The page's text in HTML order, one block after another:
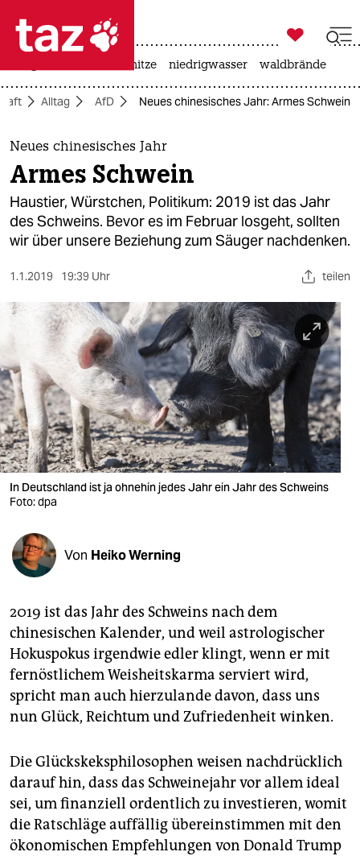
 taz zahl ich
taz zahl ich
themen
politik
öko
sport
berlin
nord
wahrheit
verlag
verlag
veranstaltungen
shop
unterstützen
abo
genossenschaft
epaper login

taz zahl ich
hitze niedrigwasser waldbrände
Alltag AfD Neues chinesisches Jahr: Armes Schwein
Neues chinesisches Jahr
Armes Schwein
Haustier, Würstchen, Politikum: 2019 ist das Jahr
des Schweins. Bevor es im Februar losgeht, sollten
wir über unsere Beziehung zum Säuger nachdenken.
1.1.2019 19:39 Uhr teilen
In Deutschland ist ja ohnehin jedes Jahr ein Jahr des Schweins
Foto: dpa
Von Heiko Werning
2019 ist das Jahr des Schweins nach dem
chinesischen Kalender, und weil astrologischer
Hokuspokus irgendwie edler klingt, wenn er mit
fernöstlichem Weisheitskarma serviert wird,
spricht man auch hierzulande davon, dass uns
nun Glück, Reichtum und Zufriedenheit winken.
Die Glückskeksphilosophen weisen nachdrücklich
darauf hin, dass das Schweinejahr vor allem ideal
sei, um finanziell ordentlich zu investieren, womit
die Ratschläge auffällig übereinstimmen mit den
ökonomischen Empfehlungen von Donald Trump